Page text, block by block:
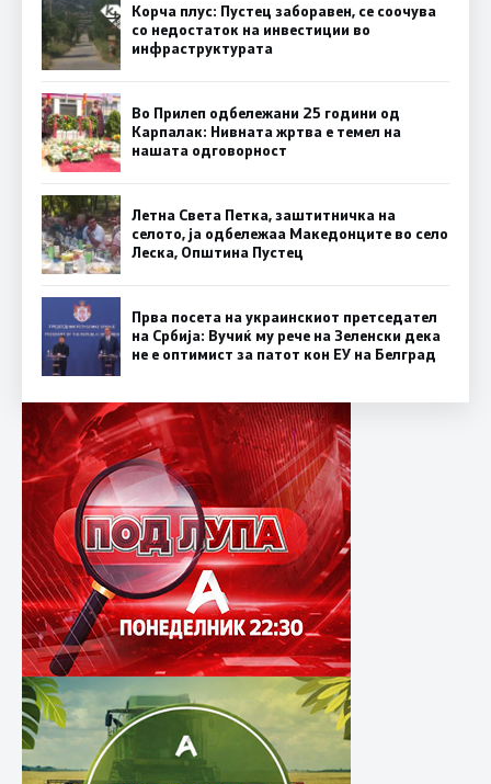
Корча плус: Пустец заборавен, се соочува
со недостаток на инвестиции во
инфраструктурата
Во Прилеп одбележани 25 години од
Карпалак: Нивната жртва е темел на
нашата одговорност
Летна Света Петка, заштитничка на
селото, ја одбележаа Македонците во село
Леска, Општина Пустец
Прва посета на украинскиот претседател
на Србија: Вучиќ му рече на Зеленски дека
не е оптимист за патот кон ЕУ на Белград